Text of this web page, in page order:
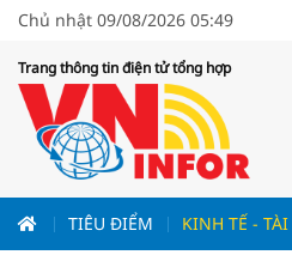
Chủ nhật 09/08/2026 05:49
Trang thông tin điện tử tổng hợp
TIÊU ĐIỂM KINH TẾ -